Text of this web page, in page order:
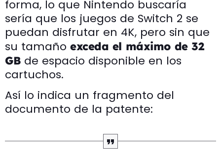
forma, lo que Nintendo buscaría
sería que los juegos de Switch 2 se
puedan disfrutar en 4K, pero sin que
su tamaño exceda el máximo de 32
GB de espacio disponible en los
cartuchos.
Así lo indica un fragmento del
documento de la patente: